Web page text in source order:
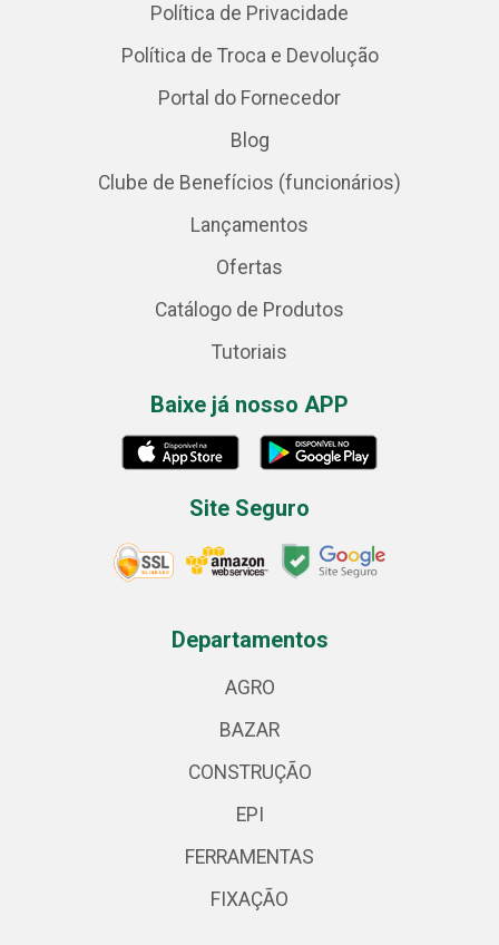
Política de Privacidade
Política de Troca e Devolução
Portal do Fornecedor
Blog
Clube de Benefícios (funcionários)
Lançamentos
Ofertas
Catálogo de Produtos
Tutoriais
Baixe já nosso APP
Site Seguro
Departamentos
AGRO
BAZAR
CONSTRUÇÃO
EPI
FERRAMENTAS
FIXAÇÃO